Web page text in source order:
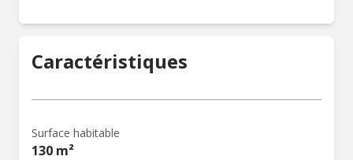
Caractéristiques
Surface habitable
130 m²